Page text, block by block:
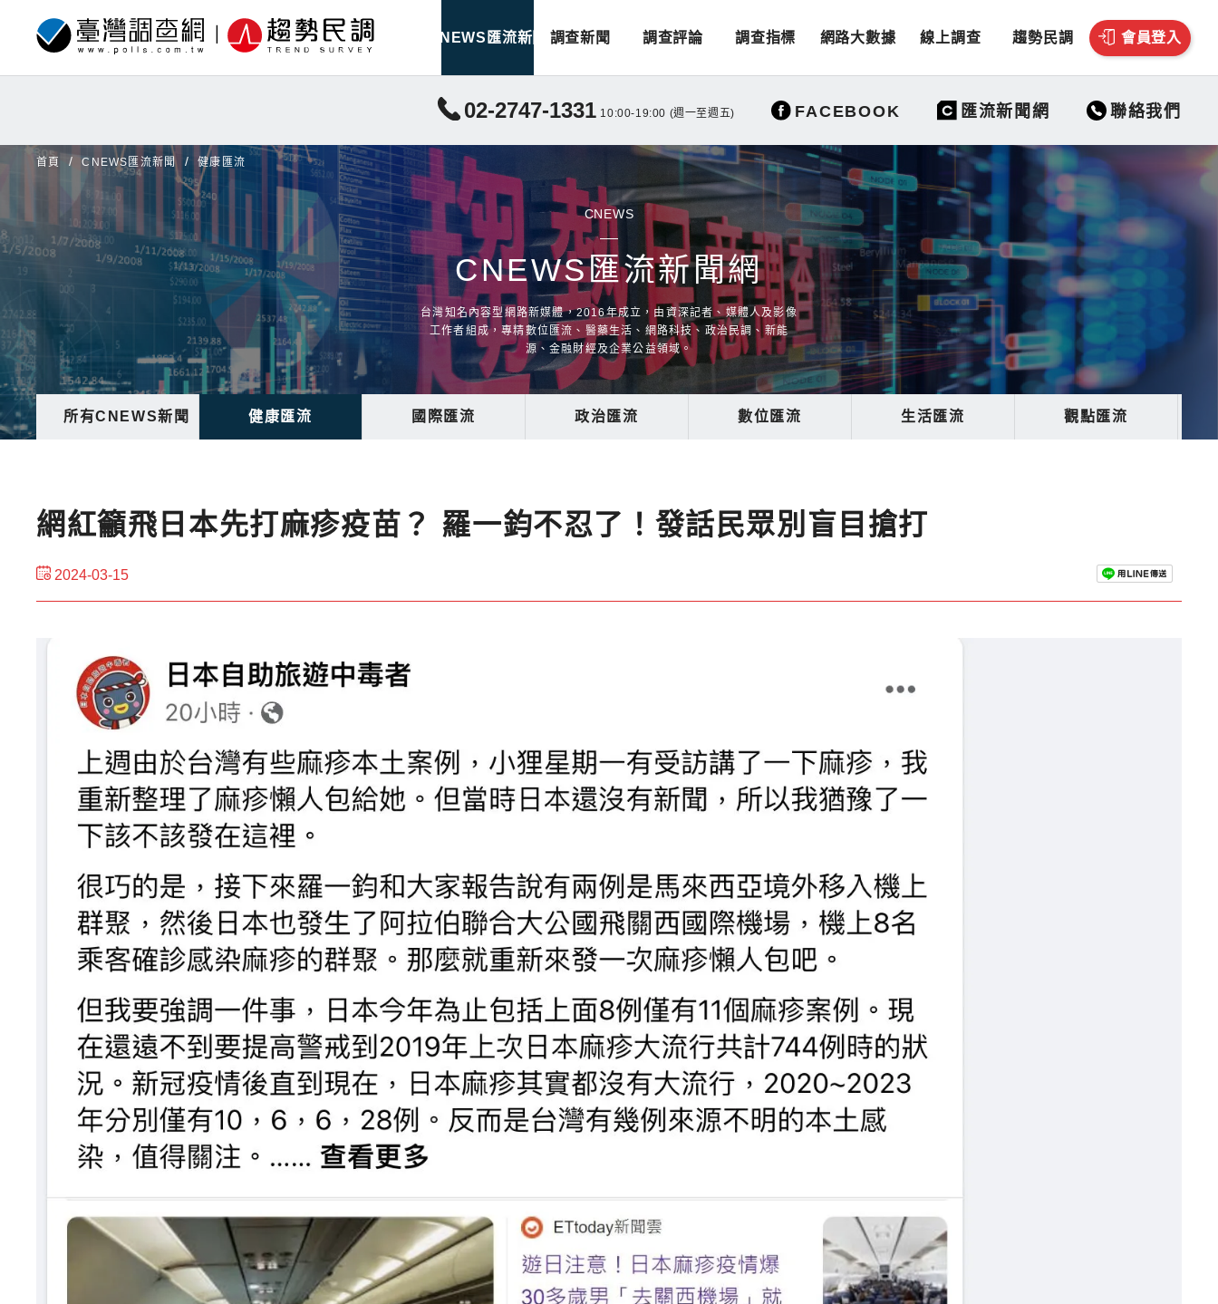
CNEWS匯流新聞 調查新聞 調查評論 調查指標 網路大數據 線上調查 趨勢民調 會員登入
02-2747-1331 10:00-19:00 (週一至週五) FACEBOOK 匯流新聞網 聯絡我們
首頁 CNEWS匯流新聞 健康匯流
CNEWS
CNEWS匯流新聞網
台灣知名內容型網路新媒體，2016年成立，由資深記者、媒體人及影像
工作者組成，專精數位匯流、醫藥生活、網路科技、政治民調、新能
源、金融財經及企業公益領域。
所有CNEWS新聞 健康匯流 國際匯流 政治匯流 數位匯流 生活匯流 觀點匯流
網紅籲飛日本先打麻疹疫苗？ 羅一鈞不忍了！發話民眾別盲目搶打
2024-03-15